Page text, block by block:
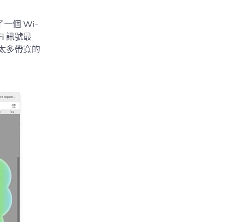
一個 Wi-
訊號最
多帶寬的